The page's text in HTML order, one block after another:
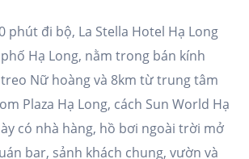
phút đi bộ, La Stella Hotel Hạ Long
Hạ Long, nằm trong bán kính
Nữ hoàng và 8km từ trung tâm
Plaza Hạ Long, cách Sun World Hạ
có nhà hàng, hồ bơi ngoài trời mở
bar, sảnh khách chung, vườn và